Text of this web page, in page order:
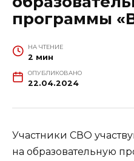
программы
НА ЧТЕНИЕ
2 мин
ОПУБЛИКОВАНО
22.04.2024
Участники СВО
на образовательную